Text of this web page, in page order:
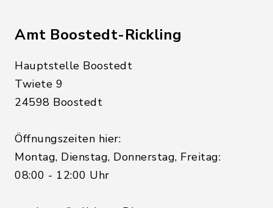
Amt Boostedt-Rickling
Hauptstelle Boostedt
Twiete 9
24598 Boostedt
Öffnungszeiten hier:
Montag, Dienstag, Donnerstag, Freitag:
08:00 - 12:00 Uhr